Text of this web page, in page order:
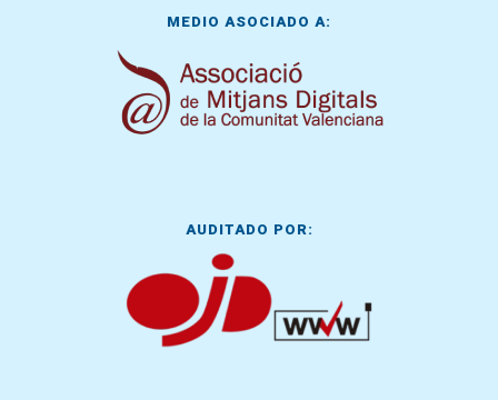
MEDIO ASOCIADO A:
AUDITADO POR: